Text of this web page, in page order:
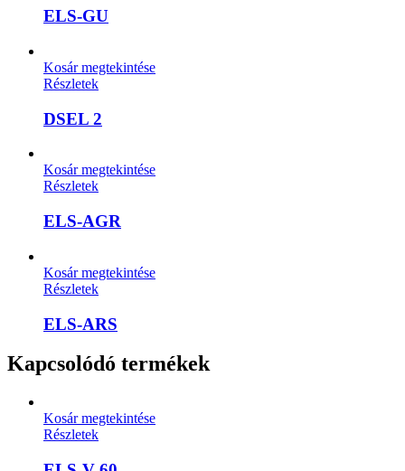
ELS-GU
Kosár megtekintése
Részletek
DSEL 2
Kosár megtekintése
Részletek
ELS-AGR
Kosár megtekintése
Részletek
ELS-ARS
Kapcsolódó termékek
Kosár megtekintése
Részletek